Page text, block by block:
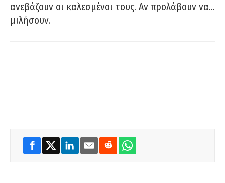
ανεβάζουν οι καλεσμένοι τους. Αν προλάβουν να…
μιλήσουν.